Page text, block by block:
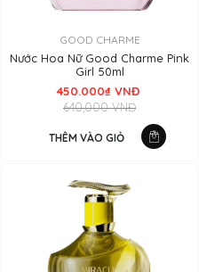
GOOD CHARME
Nước Hoa Nữ Good Charme Pink
Girl 50ml
450.000₫ VNĐ
640,000 VNĐ
THÊM VÀO GIỎ